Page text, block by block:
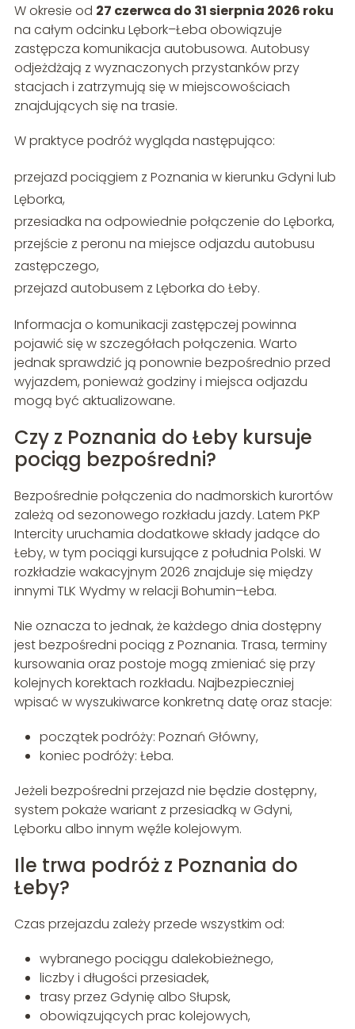
W okresie od 27 czerwca do 31 sierpnia 2026 roku
na całym odcinku Lębork–Łeba obowiązuje
zastępcza komunikacja autobusowa. Autobusy
odjeżdżają z wyznaczonych przystanków przy
stacjach i zatrzymują się w miejscowościach
znajdujących się na trasie.
W praktyce podróż wygląda następująco:
przejazd pociągiem z Poznania w kierunku Gdyni lub
Lęborka,
przesiadka na odpowiednie połączenie do Lęborka,
przejście z peronu na miejsce odjazdu autobusu
zastępczego,
przejazd autobusem z Lęborka do Łeby.
Informacja o komunikacji zastępczej powinna
pojawić się w szczegółach połączenia. Warto
jednak sprawdzić ją ponownie bezpośrednio przed
wyjazdem, ponieważ godziny i miejsca odjazdu
mogą być aktualizowane.
Czy z Poznania do Łeby kursuje
pociąg bezpośredni?
Bezpośrednie połączenia do nadmorskich kurortów
zależą od sezonowego rozkładu jazdy. Latem PKP
Intercity uruchamia dodatkowe składy jadące do
Łeby, w tym pociągi kursujące z południa Polski. W
rozkładzie wakacyjnym 2026 znajduje się między
innymi TLK Wydmy w relacji Bohumin–Łeba.
Nie oznacza to jednak, że każdego dnia dostępny
jest bezpośredni pociąg z Poznania. Trasa, terminy
kursowania oraz postoje mogą zmieniać się przy
kolejnych korektach rozkładu. Najbezpieczniej
wpisać w wyszukiwarce konkretną datę oraz stacje:
początek podróży: Poznań Główny,
koniec podróży: Łeba.
Jeżeli bezpośredni przejazd nie będzie dostępny,
system pokaże wariant z przesiadką w Gdyni,
Lęborku albo innym węźle kolejowym.
Ile trwa podróż z Poznania do
Łeby?
Czas przejazdu zależy przede wszystkim od:
wybranego pociągu dalekobieżnego,
liczby i długości przesiadek,
trasy przez Gdynię albo Słupsk,
obowiązujących prac kolejowych,